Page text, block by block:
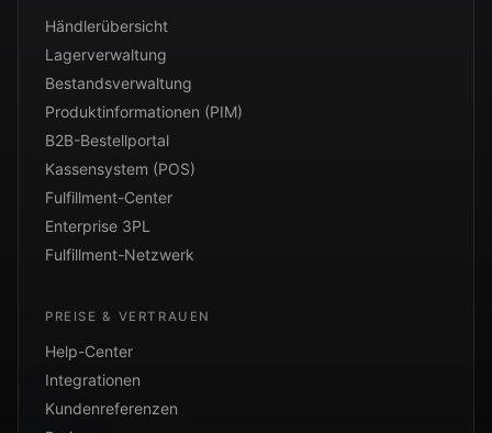
Händlerübersicht
Lagerverwaltung
Bestandsverwaltung
Produktinformationen (PIM)
B2B-Bestellportal
Kassensystem (POS)
Fulfillment-Center
Enterprise 3PL
Fulfillment-Netzwerk
PREISE & VERTRAUEN
Help-Center
Integrationen
Kundenreferenzen